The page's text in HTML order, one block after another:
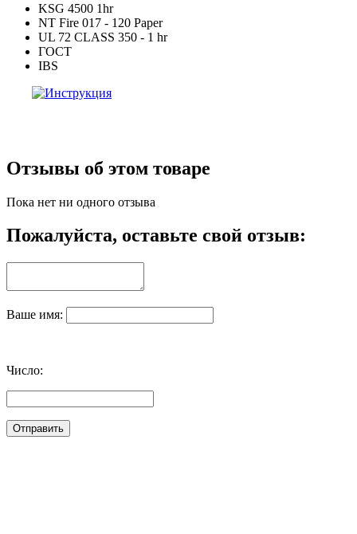
KSG 4500 1hr
NT Fire 017 - 120 Paper
UL 72 CLASS 350 - 1 hr
ГОСТ
IBS
Отзывы об этом товаре
Пока нет ни одного отзыва
Пожалуйста, оставьте свой отзыв:
Ваше имя:
Число: